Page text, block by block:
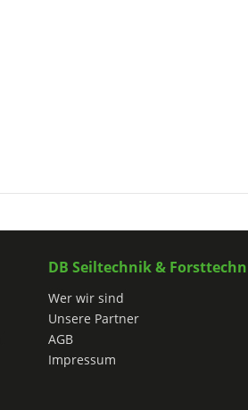
DB Seiltechnik &
Wer wir sind
Unsere Partner
AGB
Impressum